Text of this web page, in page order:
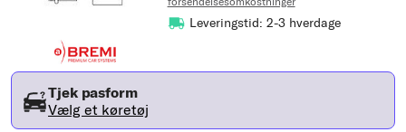
Leveringstid: 2-3 hverdage
Tjek pasform
Vælg et køretøj